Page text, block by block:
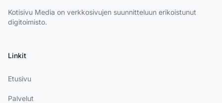
Kotisivu Media on verkkosivujen suunnitteluun erikoistunut
digitoimisto.
Linkit
Etusivu
Palvelut